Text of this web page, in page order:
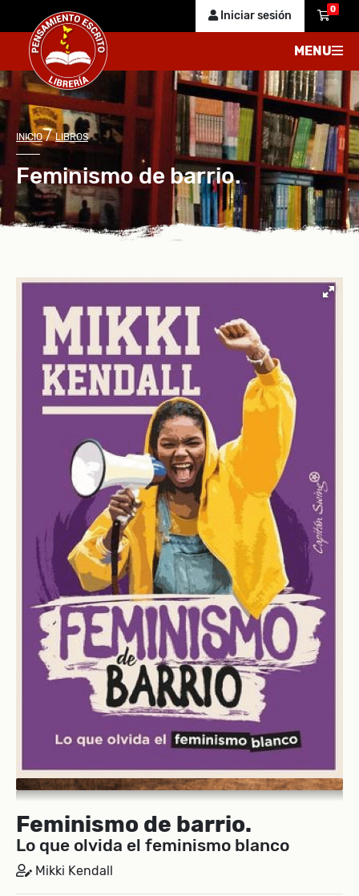
Iniciar sesión 0
MENU
INICIO/LIBROS
Feminismo de barrio.
Feminismo de barrio.
Lo que olvida el feminismo blanco
Mikki Kendall